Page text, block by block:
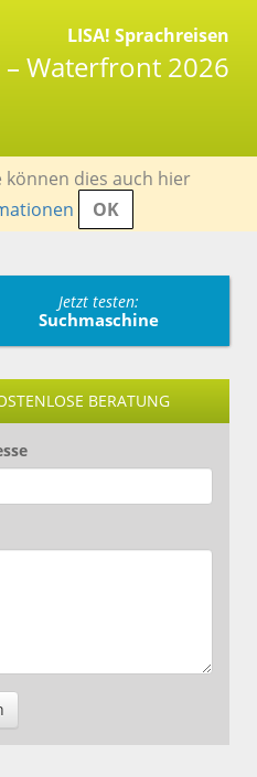
LISA! Sprachreisen
Waterfront 2026
können dies auch hier
OK
Jetzt testen:
Suchmaschine
BERATUNG